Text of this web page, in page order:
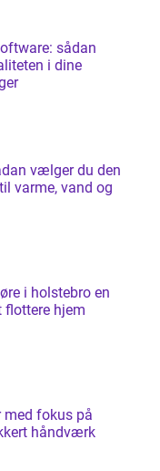
sådan
i dine
varme, vand og
i holstebro en
flottere hjem
med fokus på
håndværk